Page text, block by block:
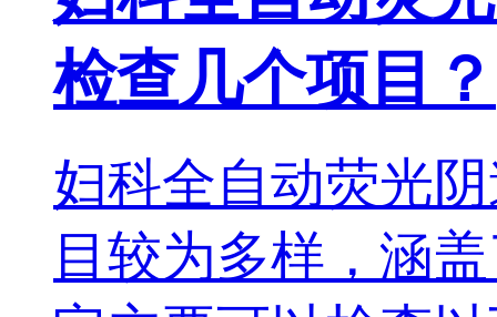
检查几个项目？
妇科全自动荧光
目较为多样，涵